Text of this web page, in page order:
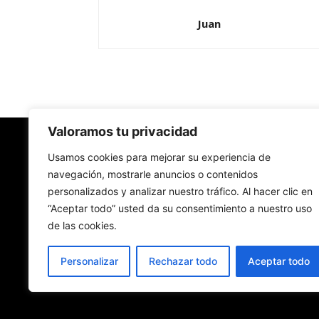
Valoramos tu privacidad
Usamos cookies para mejorar su experiencia de
navegación, mostrarle anuncios o contenidos
personalizados y analizar nuestro tráfico. Al hacer clic en
“Aceptar todo” usted da su consentimiento a nuestro uso
de las cookies.
Personalizar Rechazar todo Aceptar todo
Juan
Redes Cristianas
Una mirada alternativa sobre la Iglesia católica
- Colectivos de Redes Cristianas